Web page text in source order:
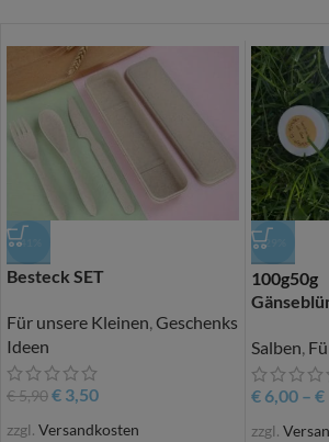
-41%
Besteck SET
Für unsere Kleinen,Geschenks
Ideen
€5,90€ 3,50
zzgl. Versandkosten
-29%
100g50g
Salben,
€ 6,00 – €
zzgl.